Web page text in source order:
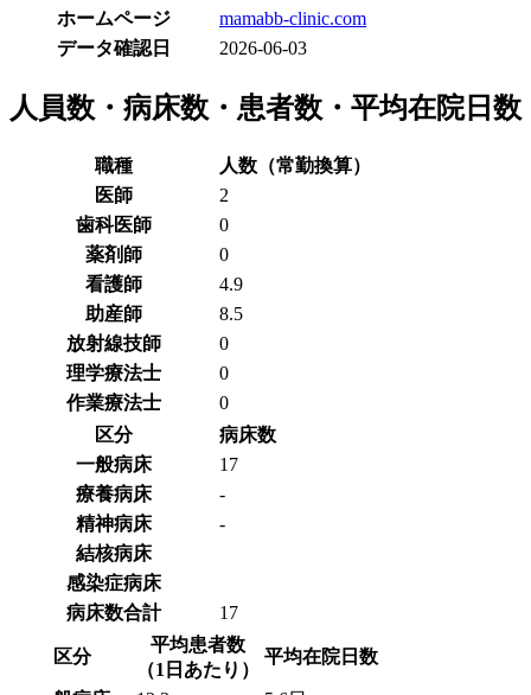
ホームページ
mamabb-clinic.com
データ確認日
2026-06-03
人員数・病床数・患者数・平均在院日数
職種
人数（常勤換算）
医師
2
歯科医師
0
薬剤師
0
看護師
4.9
助産師
8.5
放射線技師
0
理学療法士
0
作業療法士
0
区分
病床数
一般病床
17
療養病床
-
精神病床
-
結核病床
感染症病床
病床数合計
17
区分
平均患者数
（1日あたり）
平均在院日数